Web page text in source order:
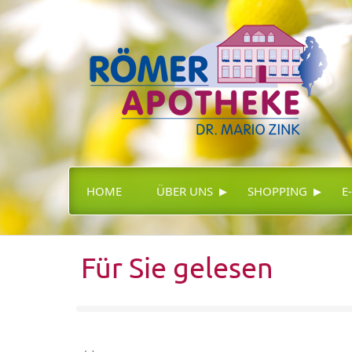
HOME ÜBER UNS ▸ SHOPPING ▸
Für Sie gelesen